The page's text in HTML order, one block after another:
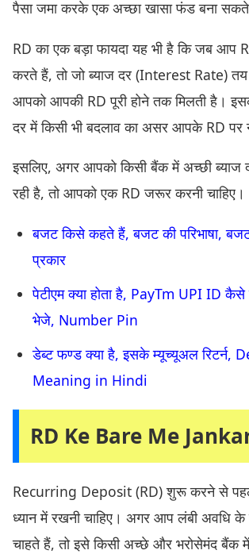
पैसा जमा करके एक अच्छा खासा फंड बना
RD का एक बड़ा फायदा यह भी है कि जब आप
करते हैं, तो जो ब्याज दर (Interest Rate) तय
आपको आपकी RD पूरी होने तक मिलती है।
दर में किसी भी बदलाव का असर आपके RD पर
इसलिए, अगर आपको किसी बैंक में अच्छी ब्याज
रही है, तो आपको एक RD जरूर करनी चाहिए।
बजट किसे कहते हैं, बजट की परिभाषा,
प्रकार
पेटीएम क्या होता है, PayTm UPI ID
भेजे, Number Pin
डेब्ट फण्ड क्या है, इसके म्यूच्यूअल रिटर्न,
Meaning in Hindi
RD Ke Bare Me
Recurring Deposit (RD) शुरू करने से
ध्यान में रखनी चाहिए। अगर आप लंबी अवधि के
चाहते हैं, तो इसे किसी अच्छे और भरोसेमंद बैंक में